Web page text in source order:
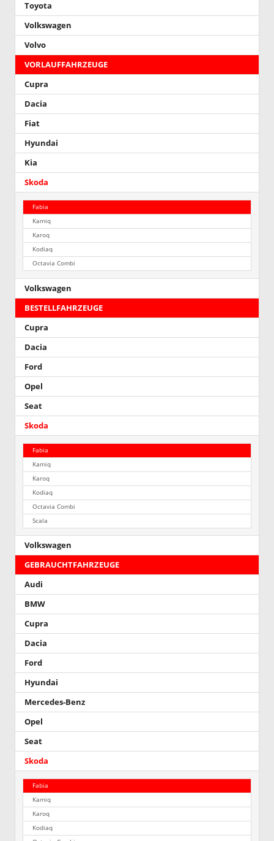
Toyota
Volkswagen
Volvo
VORLAUFFAHRZEUGE
Cupra
Dacia
Fiat
Hyundai
Kia
Skoda
Fabia
Kamiq
Karoq
Kodiaq
Octavia Combi
Volkswagen
BESTELLFAHRZEUGE
Cupra
Dacia
Ford
Opel
Seat
Skoda
Fabia
Kamiq
Karoq
Kodiaq
Octavia Combi
Scala
Volkswagen
GEBRAUCHTFAHRZEUGE
Audi
BMW
Cupra
Dacia
Ford
Hyundai
Mercedes-Benz
Opel
Seat
Skoda
Fabia
Kamiq
Karoq
Kodiaq